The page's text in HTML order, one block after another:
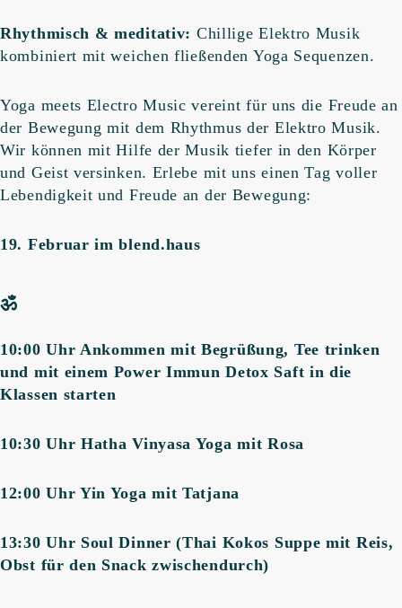
Rhythmisch & meditativ: Chillige Elektro Musik
kombiniert mit weichen fließenden Yoga Sequenzen.
Yoga meets Electro Music vereint für uns die Freude an
der Bewegung mit dem Rhythmus der Elektro Musik.
Wir können mit Hilfe der Musik tiefer in den Körper
und Geist versinken. Erlebe mit uns einen Tag voller
Lebendigkeit und Freude an der Bewegung:
19. Februar im blend.haus
ॐ
10:00 Uhr Ankommen mit Begrüßung, Tee trinken
und mit einem Power Immun Detox Saft in die
Klassen starten
10:30 Uhr Hatha Vinyasa Yoga mit Rosa
12:00 Uhr Yin Yoga mit Tatjana
13:30 Uhr Soul Dinner (Thai Kokos Suppe mit Reis,
Obst für den Snack zwischendurch)